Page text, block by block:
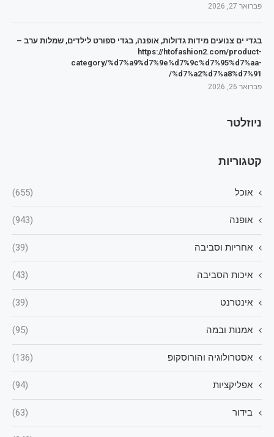
פברואר 27, 2026
בגדי ים צנועים מידות גדולות, אופנה, בגדי ספורט לילדים, שמלות ערב –
https://htofashion2.com/product-
category/%d7%a9%d7%9e%d7%9c%d7%95%d7%aa-
%d7%a2%d7%a8%d7%91/
פברואר 26, 2026
ניוזלטר
קטגוריות
אוכל (655)
אופנה (943)
אחריות וסביבה (39)
איכות הסביבה (43)
אינטרנט (39)
אמנות ובמה (95)
אסטרולוגיה והורוסקופ (136)
אפליקציות (94)
בידור (63)